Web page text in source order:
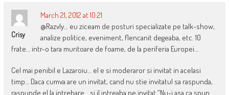
Crisy
March 21, 2012 at 10:21
@Razvly… eu ziceam de posturi specializate pe talk-show,
analize politice, eveniment, flencanit degeaba, etc. 10
frate… intr-o tara muritoare de foame, de la periferia Europei…
Cel mai penibil e Lazaroiu… el e si moderaror si invitat in acelasi
timp… Daca cumva are un invitat, cand nu stie invitatul sa raspunda,
raspunde el la intrebare… si il intreaba pe invitat “Nu-i asa ca spun